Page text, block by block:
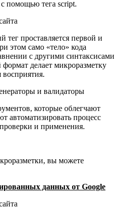
помощью тега script.
тег проставляется первой и
этом само «тело» кода
с другими синтаксисами
делает микроразметку
восприятия.
и валидаторы
которые облегчают
автоматизировать процесс
и применения.
вы можете
данных от Google